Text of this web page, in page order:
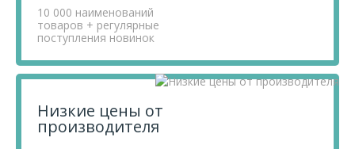
10 000 наименований
товаров + регулярные
поступления новинок
Низкие цены от
производителя